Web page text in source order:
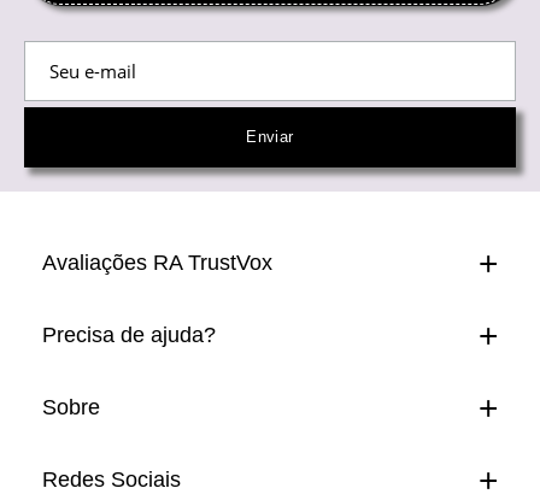
Avaliações RA TrustVox
Precisa de ajuda?
Sobre
Redes Sociais